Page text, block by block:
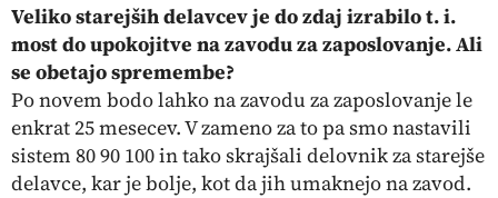
Veliko starejših delavcev je do zdaj izrabilo t. i.
most do upokojitve na zavodu za zaposlovanje. Ali
se obetajo spremembe?
Po novem bodo lahko na zavodu za zaposlovanje le
enkrat 25 mesecev. V zameno za to pa smo nastavili
sistem 80 90 100 in tako skrajšali delovnik za starejše
delavce, kar je bolje, kot da jihumaknejona zavod.